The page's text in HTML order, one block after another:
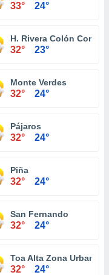
33° 24°
H. Rivera Colón
32° 23°
Monte Verdes
32° 24°
Pájaros
32° 24°
Piña
32° 24°
San Fernando
32° 24°
Toa Alta Zona Urbana
32° 24°